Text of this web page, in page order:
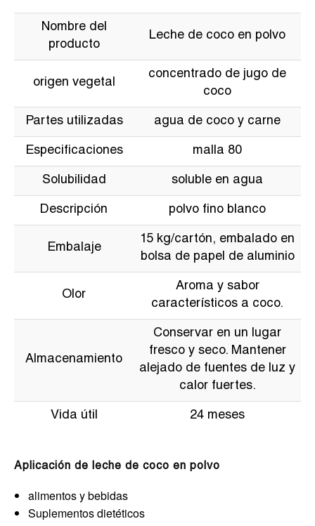
Nombre del
producto
Leche de coco en polvo
origen vegetal
concentrado de jugo de
coco
Partes utilizadas agua de coco y carne
Especificaciones malla 80
Solubilidad soluble en agua
Descripción polvo fino blanco
Embalaje
15 kg/cartón, embalado en
bolsa de papel de aluminio
Olor
Aroma y sabor
característicos a coco.
Almacenamiento
Conservar en un lugar
fresco y seco. Mantener
alejado de fuentes de luz y
calor fuertes.
Vida útil 24 meses
Aplicación de leche de coco en polvo
alimentos y bebidas
Suplementos dietéticos